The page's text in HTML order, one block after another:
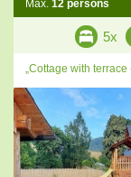
Max. 12 persons
5x
„Cottage with